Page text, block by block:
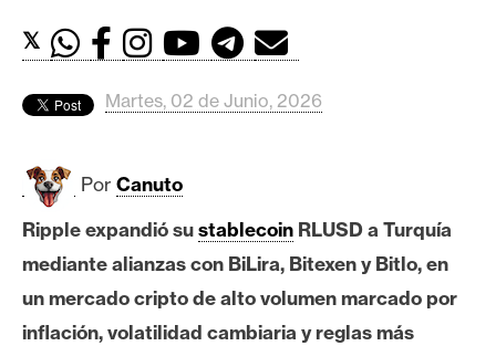
d
s
B
t
c
o
i
𝕏
Martes, 02 de Junio, 2026
Por Canuto
Ripple expandió sustablecoin RLUSD a Turquía
mediante alianzas con BiLira, Bitexen y Bitlo, en
un mercado cripto de alto volumen marcado por
inflación, volatilidad cambiaria y reglas más